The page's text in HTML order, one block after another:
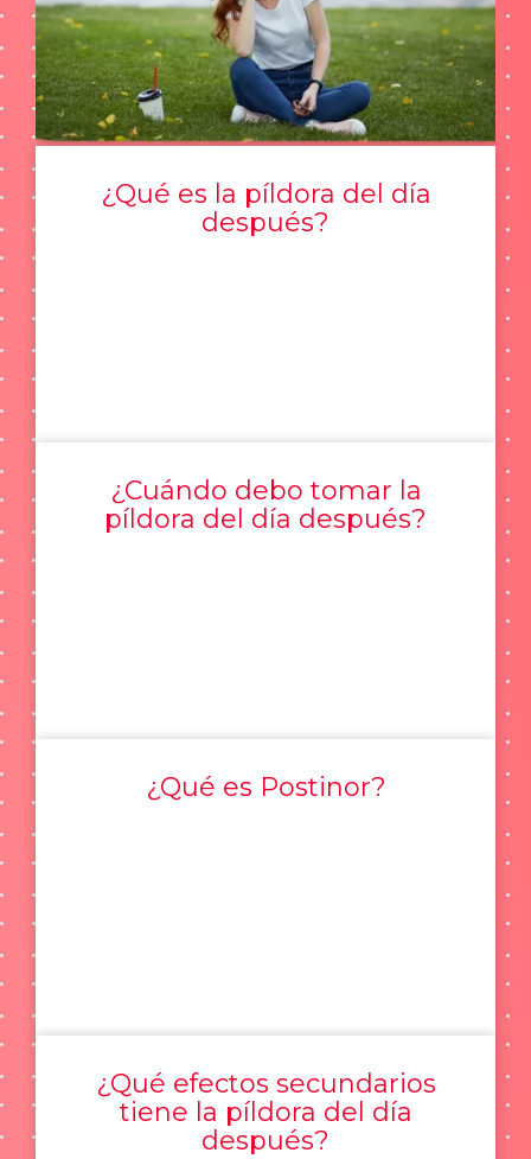
¿Qué es la píldora del día
después?
¿Cuándo debo tomar la
píldora del día después?
¿Qué es Postinor?
¿Qué efectos secundarios
tiene la píldora del día
después?